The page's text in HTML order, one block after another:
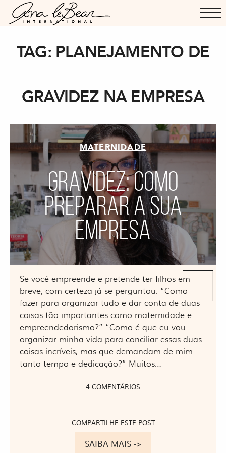
TAG: PLANEJAMENTO DE
GRAVIDEZ NA EMPRESA
MATERNIDADE
GRAVIDEZ: COMO
PREPARAR A SUA
EMPRESA
Se você empreende e pretende ter filhos em
breve, com certeza já se perguntou: “Como
fazer para organizar tudo e dar conta de duas
coisas tão importantes como maternidade e
empreendedorismo?” “Como é que eu vou
organizar minha vida para conciliar essas duas
coisas incríveis, mas que demandam de mim
tanto tempo e dedicação?” Muitos…
4 COMENTÁRIOS
COMPARTILHE ESTE POST
SAIBA MAIS ->